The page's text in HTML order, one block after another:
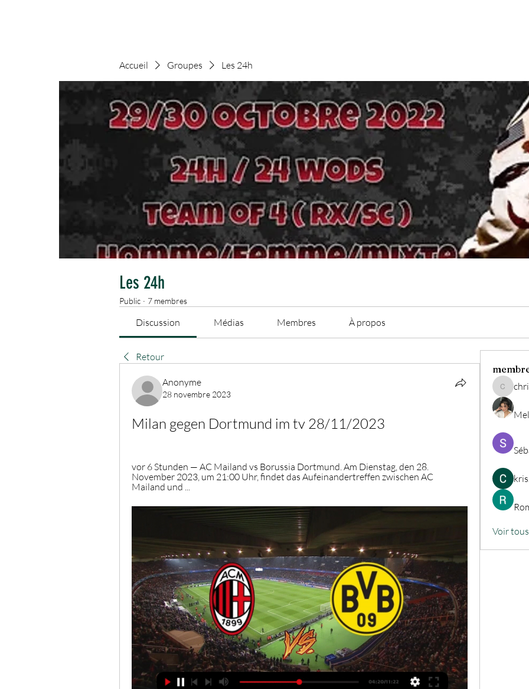
Accueil Groupes Les 24h
Les 24h
Public · 7 membres
Discussion Médias Membres À propos
Retour
Anonyme
28 novembre 2023
Milan gegen Dortmund im tv 28/11/2023
vor 6 Stunden — AC Mailand vs Borussia Dortmund. Am Dienstag, den 28.
November 2023, um 21:00 Uhr, findet das Aufeinandertreffen zwischen AC
Mailand und ...
Voir